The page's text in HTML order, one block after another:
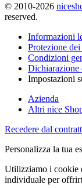
© 2010-2026
reserved.
Informazioni
Protezione dei
Condizioni
Dichiarazione
Impostazioni
Azienda
Altri nice
Recedere dal
Personalizza la tua
Utilizziamo i cookie
individuale per